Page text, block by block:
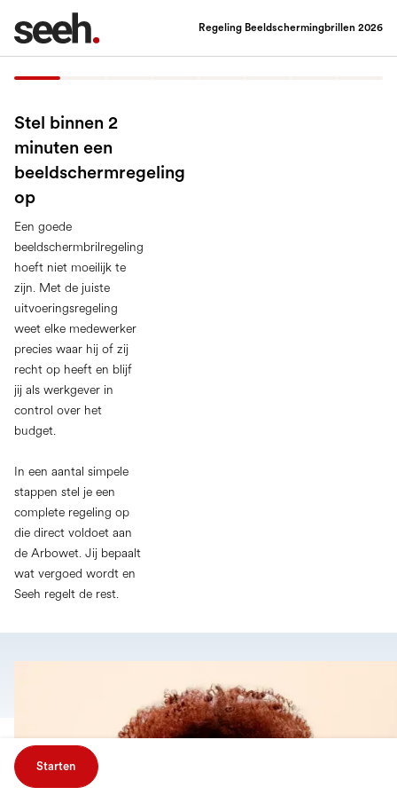
Regeling Beeldschermingbrillen 2026
Stel binnen 2
minuten een
beeldschermregeling
op
Een goede
beeldschermbrilregeling
hoeft niet moeilijk te
zijn. Met de juiste
uitvoeringsregeling
weet elke medewerker
precies waar hij of zij
recht op heeft en blijf
jij als werkgever in
control over het
budget.
In een aantal simpele
stappen stel je een
complete regeling op
die direct voldoet aan
de Arbowet. Jij bepaalt
wat vergoed wordt en
Seeh regelt de rest.
Starten